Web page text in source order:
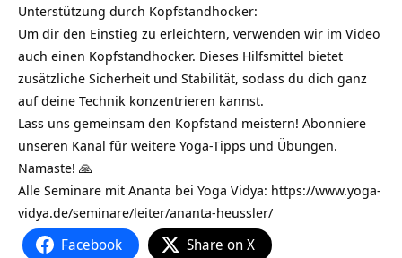
Unterstützung durch Kopfstandhocker:
Um dir den Einstieg zu erleichtern, verwenden wir im Video
auch einen Kopfstandhocker. Dieses Hilfsmittel bietet
zusätzliche Sicherheit und Stabilität, sodass du dich ganz
auf deine Technik konzentrieren kannst.
Lass uns gemeinsam den Kopfstand meistern! Abonniere
unseren Kanal für weitere Yoga-Tipps und Übungen.
Namaste! 🙏
Alle Seminare mit Ananta bei Yoga Vidya: https://www.yoga-
vidya.de/seminare/leiter/ananta-heussler/
Facebook Share on X